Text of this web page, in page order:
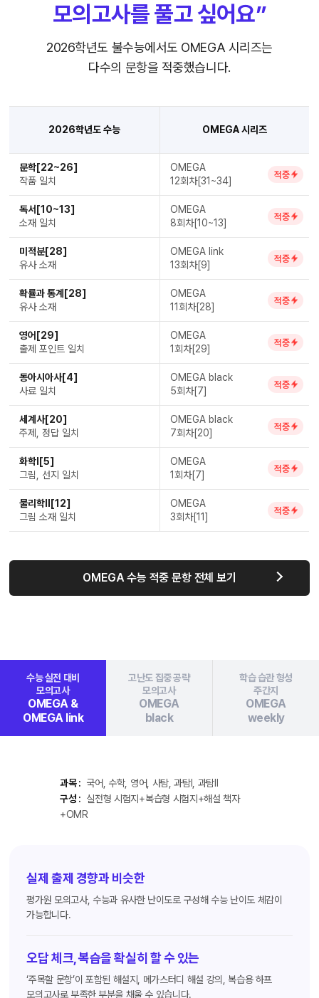
모의고사를 풀고 싶어요”
2026학년도 불수능에서도 OMEGA 시리즈는
다수의 문항을 적중했습니다.
2026학년도 수능 OMEGA 시리즈
문학[22~26]
작품 일치
OMEGA
12회차[31~34]
적중
독서[10~13]
소재 일치
OMEGA
8회차[10~13]
적중
미적분[28]
유사 소재
OMEGA link
13회차[9]
적중
확률과 통계[28]
유사 소재
OMEGA
11회차[28]
적중
영어[29]
출제 포인트 일치
OMEGA
1회차[29]
적중
동아시아사[4]
사료 일치
OMEGA black
5회차[7]
적중
세계사[20]
주제, 정답 일치
OMEGA black
7회차[20]
적중
화학Ⅰ[5]
그림, 선지 일치
OMEGA
1회차[7]
적중
물리학Ⅱ[12]
그림 소재 일치
OMEGA
3회차[11]
적중
OMEGA 수능 적중 문항 전체 보기
수능 실전 대비
모의고사
OMEGA &
OMEGA link
고난도 집중 공략
모의고사
OMEGA
black
학습 습관 형성
주간지
OMEGA
weekly
과목 : 국어, 수학, 영어, 사탐, 과탐Ⅰ, 과탐Ⅱ
구성 : 실전형 시험지+복습형 시험지+해설 책자
+OMR
실제 출제 경향과 비슷한
평가원 모의고사, 수능과 유사한 난이도로 구성해 수능 난이도 체감이
가능합니다.
오답 체크, 복습을 확실히 할 수 있는
‘주목할 문항’이 포함된 해설지, 메가스터디 해설 강의, 복습용 하프
모의고사로 부족한 부분을 채울 수 있습니다.